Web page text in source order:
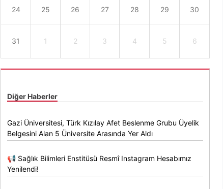
24 25 26 27 28 29 30
31 1 2 3 4 5 6
Diğer Haberler
Gazi Üniversitesi, Türk Kızılay Afet Beslenme Grubu Üyelik
Belgesini Alan 5 Üniversite Arasında Yer Aldı
📢 Sağlık Bilimleri Enstitüsü Resmî Instagram Hesabımız
Yenilendi!